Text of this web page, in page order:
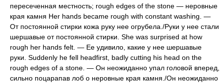
пересеченная местность; rough edges of the stone — неровные
края камня Her hands became rough with constant washing. —
От постоянной стирки кожа руку нее огрубела./Руки у нее стали
шершавые от постоянной стирки. She was surprised at how
rough her hands felt. — Ее удивило, какие у нее шершавые
руки. Suddenly he fell headfirst, badly cutting his head on the
rough edges of a stone. — Он неожиданно упал головой вперед,
сильно поцарапав лоб о неровные края камня./Он неожиданно